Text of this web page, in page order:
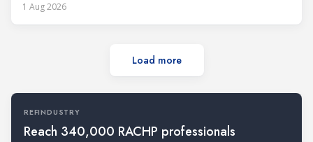
1 Aug 2026
Load more
REFINDUSTRY
Reach 340,000 RACHP professionals